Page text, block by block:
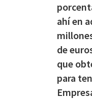
ahí en
de
que
para